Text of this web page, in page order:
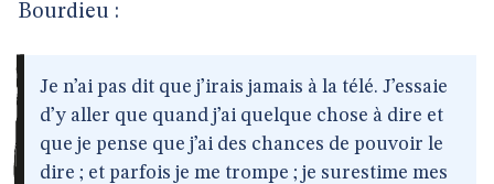
Bourdieu :
Je n’ai pas dit que j’irais jamais à la télé. J’essaie
d’y aller que quand j’ai quelque chose à dire et
que je pense que j’ai des chances de pouvoir le
dire ; et parfois je me trompe ; je surestime mes